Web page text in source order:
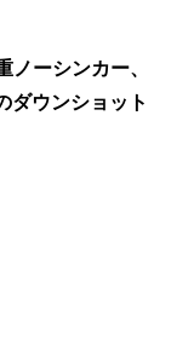
ーシンカー、
ダウンショット